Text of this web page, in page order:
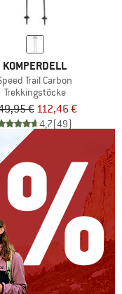
KOMPERDELL
Trail Carbon
Trekkingstöcke
€ 112,46 €
4,7(49)